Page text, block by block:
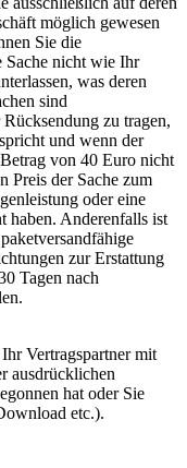
möglich gewesen
Sie die
Sache nicht wie Ihr
was deren
sind
zu tragen,
und wenn der
von 40 Euro nicht
Preis der Sache zum
oder eine
haben. Anderenfalls ist
zur Erstattung
Tagen nach
Vertragspartner mit
ausdrücklichen
hat oder Sie
etc.).